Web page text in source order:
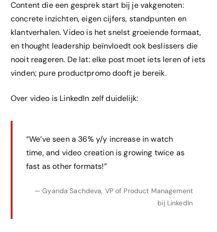
Content die een gesprek start bij je vakgenoten:
concrete inzichten, eigen cijfers, standpunten en
klantverhalen. Video is het snelst groeiende formaat,
en thought leadership beïnvloedt ook beslissers die
nooit reageren. De lat: elke post moet iets leren of iets
vinden; pure productpromo dooft je bereik.
Over video is LinkedIn zelf duidelijk:
“We’ve seen a 36% y/y increase in watch
time, and video creation is growing twice as
fast as other formats!”
— Gyanda Sachdeva, VP of Product Management
bij LinkedIn